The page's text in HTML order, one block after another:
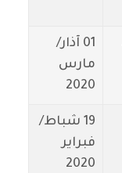
01 آذار/
مارس
2020
19 شباط/
فبراير
2020